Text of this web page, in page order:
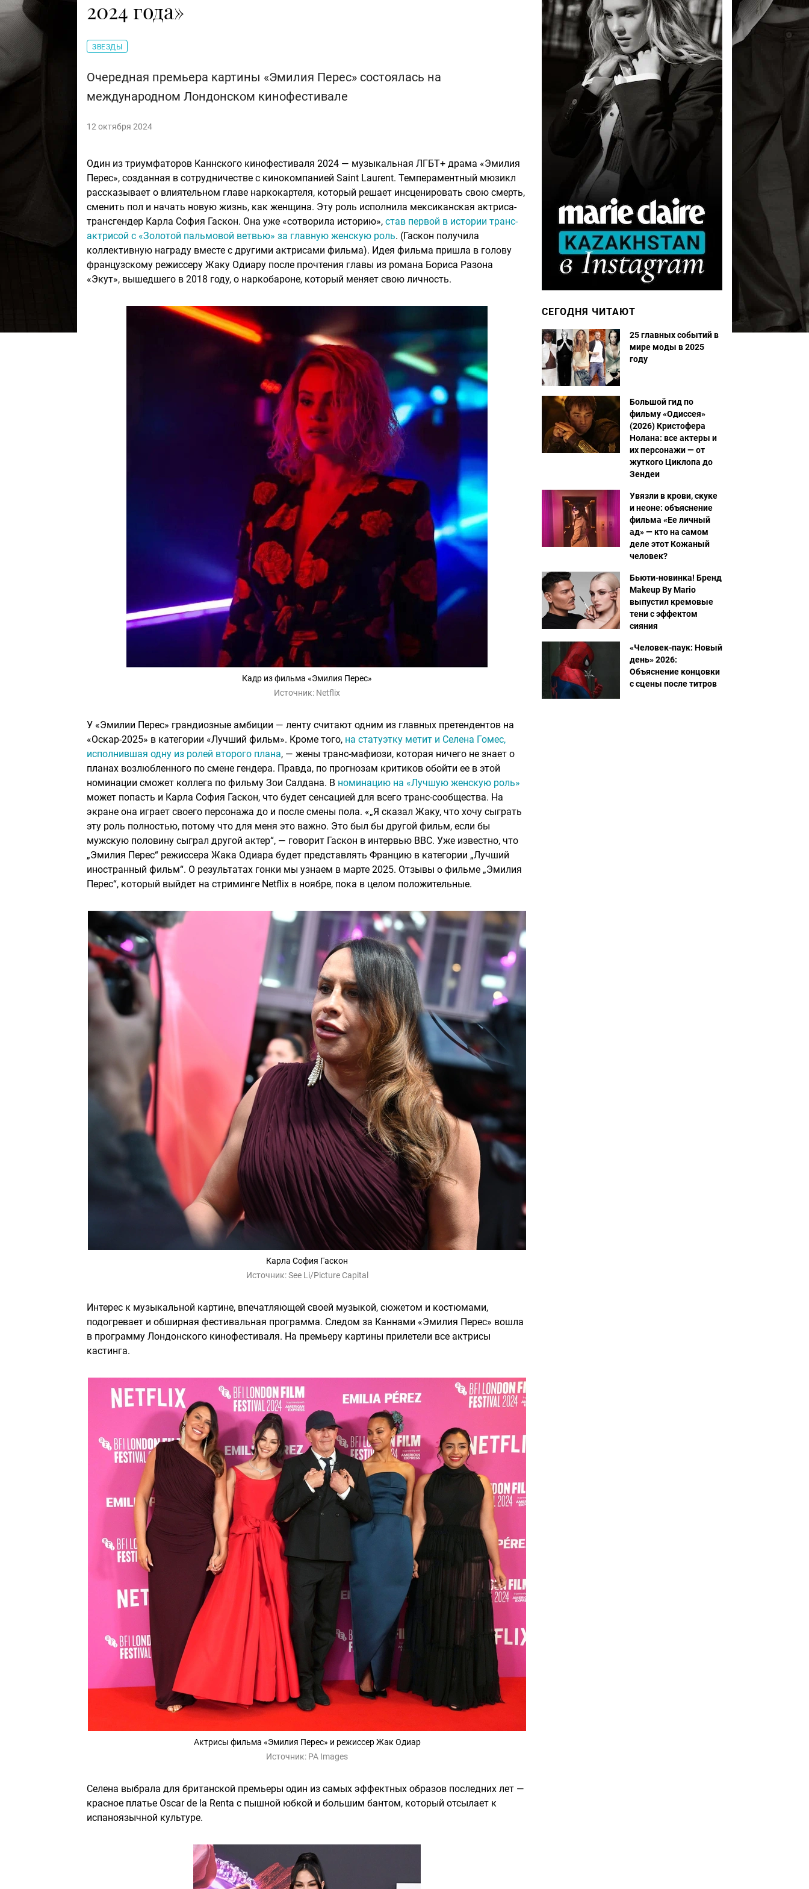
2024 года»
ЗВЕЗДЫ
Очередная премьера картины «Эмилия Перес» состоялась на
международном Лондонском кинофестивале
12 октября 2024
Один из триумфаторов Каннского кинофестиваля 2024 — музыкальная ЛГБТ+ драма «Эмилия
Перес», созданная в сотрудничестве с кинокомпанией Saint Laurent. Темпераментный мюзикл
рассказывает о влиятельном главе наркокартеля, который решает инсценировать свою смерть,
сменить пол и начать новую жизнь, как женщина. Эту роль исполнила мексиканская актриса-
трансгендер Карла София Гаскон. Она уже «сотворила историю», став первой в истории транс-
актрисой с «Золотой пальмовой ветвью» за главную женскую роль. (Гаскон получила
коллективную награду вместе с другими актрисами фильма). Идея фильма пришла в голову
французскому режиссеру Жаку Одиару после прочтения главы из романа Бориса Разона
«Экут», вышедшего в 2018 году, о наркобароне, который меняет свою личность.
Кадр из фильма «Эмилия Перес»
Источник: Netflix
У «Эмилии Перес» грандиозные амбиции — ленту считают одним из главных претендентов на
«Оскар-2025» в категории «Лучший фильм». Кроме того, на статуэтку метит и Селена Гомес,
исполнившая одну из ролей второго плана, — жены транс-мафиози, которая ничего не знает о
планах возлюбленного по смене гендера. Правда, по прогнозам критиков обойти ее в этой
номинации сможет коллега по фильму Зои Салдана. В номинацию на «Лучшую женскую роль»
может попасть и Карла София Гаскон, что будет сенсацией для всего транс-сообщества. На
экране она играет своего персонажа до и после смены пола. «„Я сказал Жаку, что хочу сыграть
эту роль полностью, потому что для меня это важно. Это был бы другой фильм, если бы
мужскую половину сыграл другой актер“, — говорит Гаскон в интервью BBC. Уже известно, что
„Эмилия Перес“ режиссера Жака Одиара будет представлять Францию в категории „Лучший
иностранный фильм“. О результатах гонки мы узнаем в марте 2025. Отзывы о фильме „Эмилия
Перес“, который выйдет на стриминге Netflix в ноябре, пока в целом положительные.
Карла София Гаскон
Источник:See Li/Picture Capital
Интерес к музыкальной картине, впечатляющей своей музыкой, сюжетом и костюмами,
подогревает и обширная фестивальная программа. Следом за Каннами «Эмилия Перес» вошла
в программу Лондонского кинофестиваля. На премьеру картины прилетели все актрисы
кастинга.
Актрисы фильма «Эмилия Перес» и режиссер Жак Одиар
Источник: PA Images
Селена выбрала для британской премьеры один из самых эффектных образов последних лет —
красное платье Oscar de la Renta с пышной юбкой и большим бантом, который отсылает к
испаноязычной культуре.
СЕГОДНЯ ЧИТАЮТ
25 главных событий в
мире моды в 2025
году
Большой гид по
фильму «Одиссея»
(2026) Кристофера
Нолана: все актеры и
их персонажи — от
жуткого Циклопа до
Зендеи
Увязли в крови, скуке
и неоне: объяснение
фильма «Ее личный
ад» — кто на самом
деле этот Кожаный
человек?
Бьюти-новинка! Бренд
Makeup By Mario
выпустил кремовые
тени с эффектом
сияния
«Человек-паук: Новый
день» 2026:
Объяснение концовки
с сцены после титров